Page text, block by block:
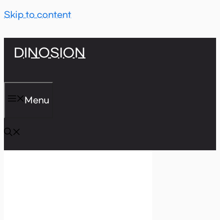
Skip to content
DINOSION
Menu